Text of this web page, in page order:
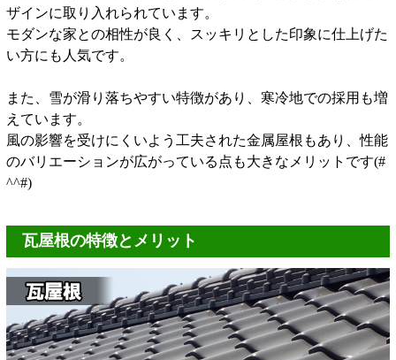
ザインに取り入れられています。
モダンな家との相性が良く、スッキリとした印象に仕上げた
い方にも人気です。
また、雪が滑り落ちやすい特徴があり、寒冷地での採用も増
えています。
風の影響を受けにくいよう工夫された金属屋根もあり、性能
のバリエーションが広がっている点も大きなメリットです(#
^^#)
瓦屋根の特徴とメリット